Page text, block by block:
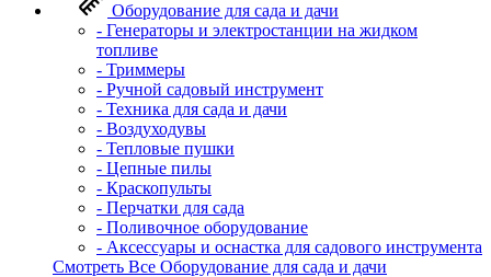
Оборудование для сада и дачи
- Генераторы и электростанции на жидком
топливе
- Триммеры
- Ручной садовый инструмент
- Техника для сада и дачи
- Воздуходувы
- Тепловые пушки
- Цепные пилы
- Краскопульты
- Перчатки для сада
- Поливочное оборудование
- Аксессуары и оснастка для садового инструмента
Смотреть Все Оборудование для сада и дачи